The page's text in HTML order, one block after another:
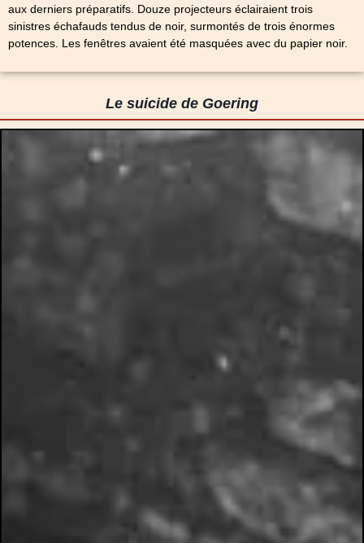
aux derniers préparatifs. Douze projecteurs éclairaient trois
sinistres échafauds tendus de noir, surmontés de trois énormes
potences. Les fenêtres avaient été masquées avec du papier noir.
Le suicide de Goering